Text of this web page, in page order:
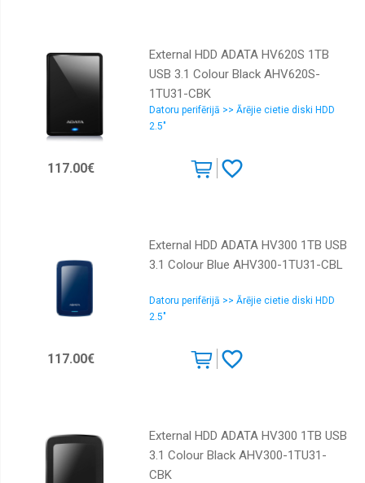
External HDD ADATA HV620S 1TB
USB 3.1 Colour Black AHV620S-
1TU31-CBK
Datoru perifērijā >> Ārējie cietie diski HDD
2.5"
117.00€
External HDD ADATA HV300 1TB USB
3.1 Colour Blue AHV300-1TU31-CBL
Datoru perifērijā >> Ārējie cietie diski HDD
2.5"
117.00€
External HDD ADATA HV300 1TB USB
3.1 Colour Black AHV300-1TU31-
CBK